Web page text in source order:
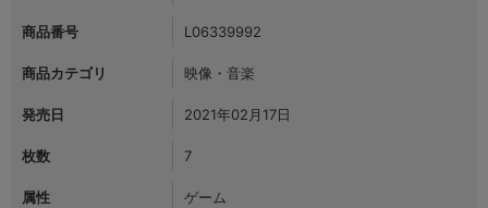
商品番号 L06339992
商品カテゴリ 映像・音楽
発売日 2021年02月17日
枚数 7
属性 ゲーム